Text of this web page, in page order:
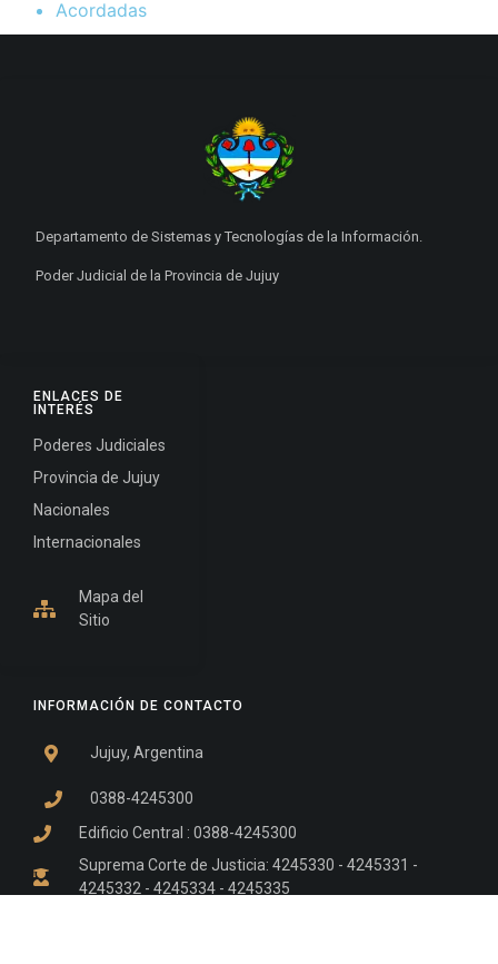
Acordadas
INFORMACIÓN DE CONTACTO
Jujuy, Argentina
0388-4245300
Edificio Central : 0388-4245300
Suprema Corte de Justicia: 4245330 - 4245331 -
4245332 - 4245334 - 4245335
ENLACES DE
INTERÉS
Poderes Judiciales
Provincia de Jujuy
Nacionales
Internacionales
Mapa del
Sitio
Departamento de Sistemas y Tecnologías de la Información.
Poder Judicial de la Provincia de Jujuy